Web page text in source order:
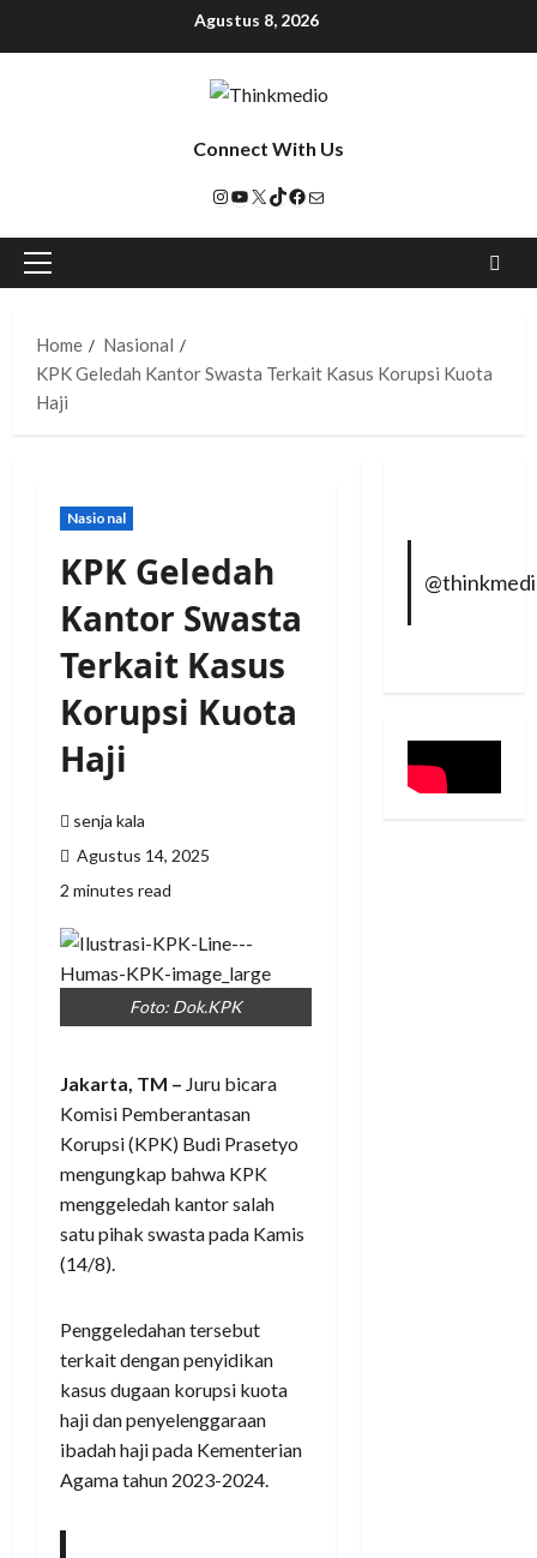
Agustus 8, 2026
Connect With Us
Home
Nasional
KPK Geledah Kantor Swasta Terkait Kasus Korupsi Kuota
Haji
Nasional
KPK Geledah
Kantor Swasta
Terkait Kasus
Korupsi Kuota
Haji
senja kala
Agustus 14, 2025
2 minutes read
Foto: Dok.KPK
Jakarta, TM – Juru bicara
Komisi Pemberantasan
Korupsi (KPK) Budi Prasetyo
mengungkap bahwa KPK
menggeledah kantor salah
satu pihak swasta pada Kamis
(14/8).
Penggeledahan tersebut
terkait dengan penyidikan
kasus dugaan korupsi kuota
haji dan penyelenggaraan
ibadah haji pada Kementerian
Agama tahun 2023-2024.